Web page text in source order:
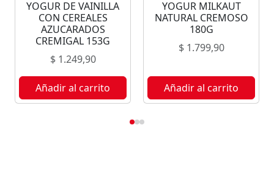
YOGUR DE VAINILLA
CON CEREALES
AZUCARADOS
CREMIGAL 153G
$1.249,90
Añadir al carrito
YOGUR MILKAUT
NATURAL CREMOSO
180G
$1.799,90
Añadir al carrito